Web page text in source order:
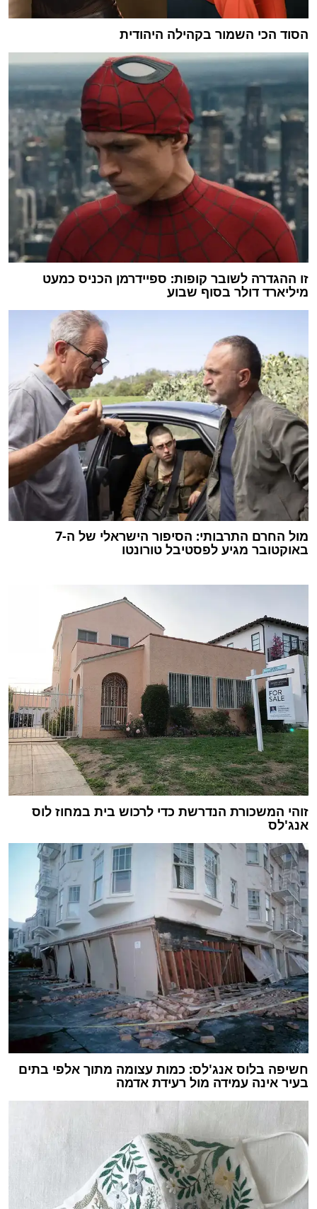
הסוד הכי השמור בקהילה היהודית
זו ההגדרה לשובר קופות: ספיידרמן הכניס כמעט
מיליארד דולר בסוף שבוע
מול החרם התרבותי: הסיפור הישראלי של ה-7
באוקטובר מגיע לפסטיבל טורונטו
זוהי המשכורת הנדרשת כדי לרכוש בית במחוז לוס
אנג'לס
חשיפה בלוס אנג'לס: כמות עצומה מתוך אלפי בתים
בעיר אינה עמידה מול רעידת אדמה